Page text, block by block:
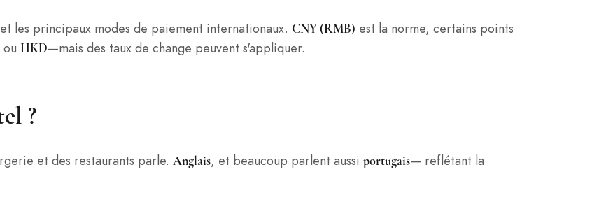
les principaux modes de paiement internationaux. CNY (RMB) est la norme, certains points
ou HKD—mais des taux de change peuvent s'appliquer.
?
et des restaurants parle. Anglais, et beaucoup parlent aussi portugais— reflétant la